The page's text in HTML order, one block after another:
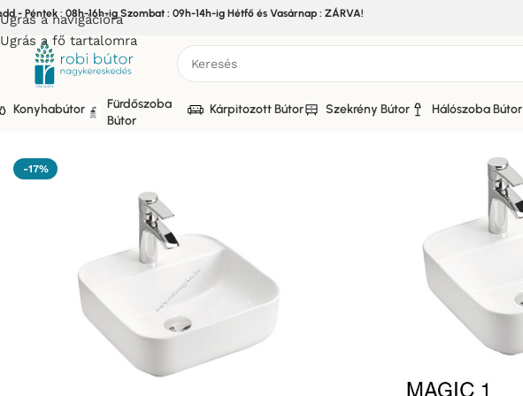
Ugrás a navigációra
Ugrás a fő tartalomra
- Péntek : 08h-16h-ig Szombat : 09h-14h-ig Hétfő és Vasárnap : ZÁRVA!
Konyhabútor
Fürdőszoba
Bútor
Kárpitozott Bútor Szekrény Bútor Hálószoba Bútor
COMAD/UM-62-88 MAGIC 40 Kerámia Mosdó -Bútor
-17%